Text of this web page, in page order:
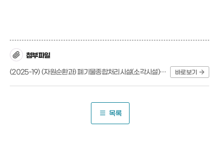
첨부파일
(2025-19) (자원순환과) 폐기물종합처리시설(소각시설) 증설.pdf
바로보기
목록